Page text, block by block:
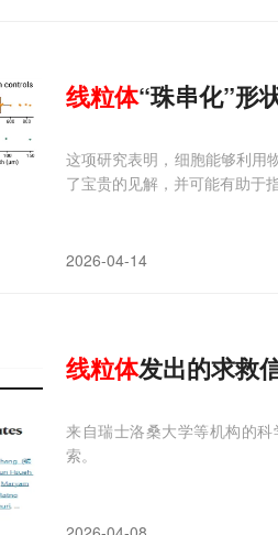
线粒体“珠串化”形
这项研究表明，细胞能够利用
了宝贵的见解，并可能有助于
2026-04-14
线粒体发出的求救
来自瑞士洛桑大学等机构的
索。